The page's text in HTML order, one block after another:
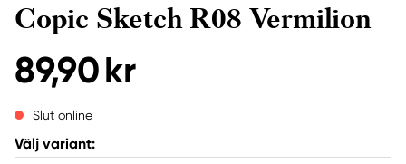
Copic Sketch R08 Vermilion
89,90 kr
Slut online
Välj variant: